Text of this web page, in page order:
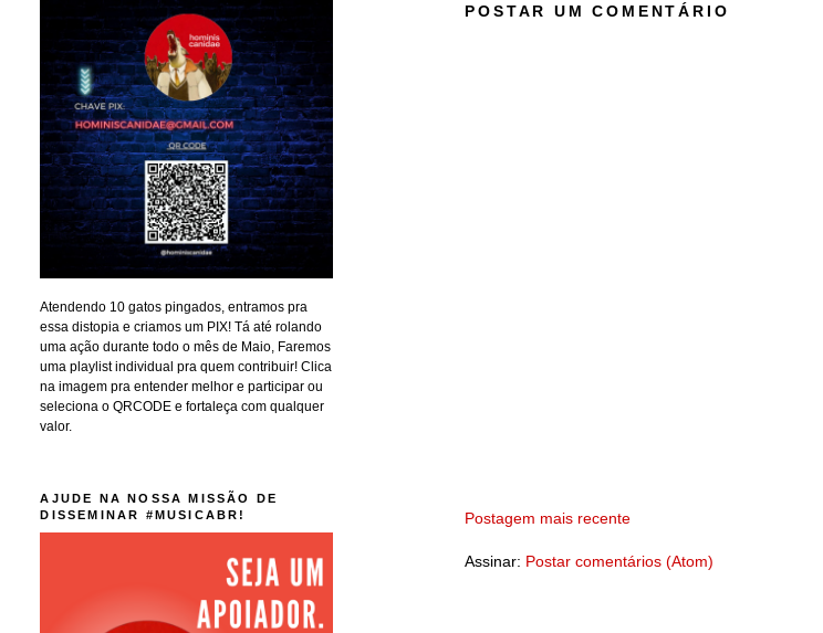
POSTAR UM COMENTÁRIO
Postagem mais recente
Assinar: Postar comentários (Atom)
Atendendo 10 gatos pingados, entramos pra
essa distopia e criamos um PIX! Tá até rolando
uma ação durante todo o mês de Maio, Faremos
uma playlist individual pra quem contribuir! Clica
na imagem pra entender melhor e participar ou
seleciona o QRCODE e fortaleça com qualquer
valor.
AJUDE NA NOSSA MISSÃO DE
DISSEMINAR #MUSICABR!